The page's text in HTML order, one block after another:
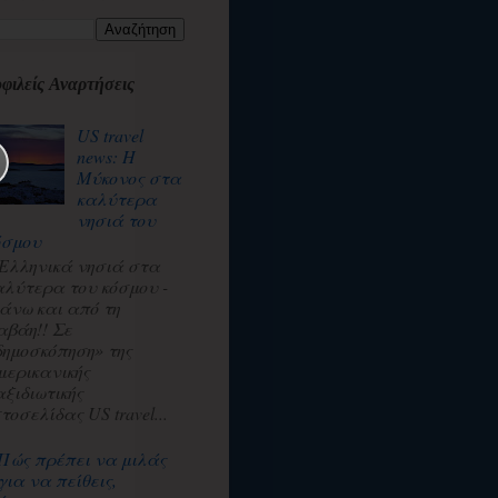
Αναρτήσεις
US travel
news: Η
Μύκονος στα
καλύτερα
νησιά του
Ελληνικά νησιά στα
του κόσμου -
και από τη
Σε
της
US travel...
πρέπει να μιλάς
για να πείθεις,